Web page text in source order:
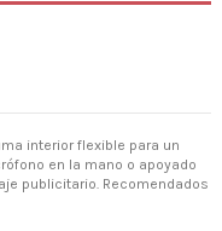
interior flexible para un
en la mano o apoyado
publicitario. Recomendados